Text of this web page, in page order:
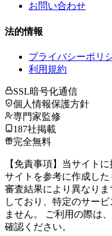
お問い合わせ
法的情報
プライバシーポリ
利用規約
SSL暗号化通信
個人情報保護方針
専門家監修
187社掲載
完全無料
【免責事項】当サイト
サイトを参考に作成し
審査結果により異なり
しており、特定のサー
ません。 ご利用の際は
確認ください。